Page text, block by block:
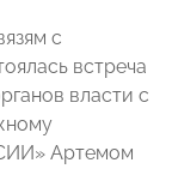
с
встреча
власти с
Артемом